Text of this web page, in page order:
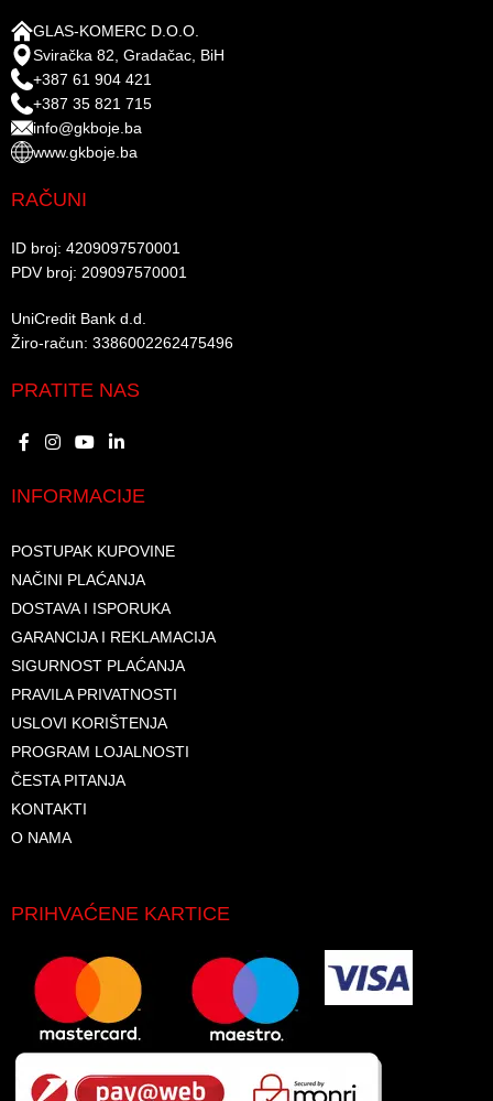
GLAS-KOMERC D.O.O.
Sviračka 82, Gradačac, BiH
+387 61 904 421
+387 35 821 715
info@gkboje.ba
www.gkboje.ba
RAČUNI
ID broj: 4209097570001​
PDV broj: 209097570001 ​
UniCredit Bank d.d.​
Žiro-račun: 3386002262475496​​
PRATITE NAS
INFORMACIJE
POSTUPAK KUPOVINE
NAČINI PLAĆANJA
DOSTAVA I ISPORUKA
GARANCIJA I REKLAMACIJA
SIGURNOST PLAĆANJA
PRAVILA PRIVATNOSTI
USLOVI KORIŠTENJA
PROGRAM LOJALNOSTI
ČESTA PITANJA
KONTAKTI
O NAMA
PRIHVAĆENE KARTICE